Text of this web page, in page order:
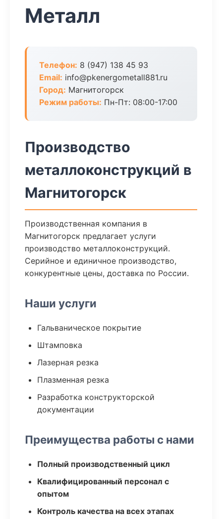
Металл
Телефон: 8 (947) 138 45 93
Email: info@pkenergometall881.ru
Город: Магнитогорск
Режим работы: Пн-Пт: 08:00-17:00
Производство
металлоконструкций в
Магнитогорск
Производственная компания в
Магнитогорск предлагает услуги
производство металлоконструкций.
Серийное и единичное производство,
конкурентные цены, доставка по России.
Наши услуги
Гальваническое покрытие
Штамповка
Лазерная резка
Плазменная резка
Разработка конструкторской
документации
Преимущества работы с нами
Полный производственный цикл
Квалифицированный персонал с
опытом
Контроль качества на всех этапах